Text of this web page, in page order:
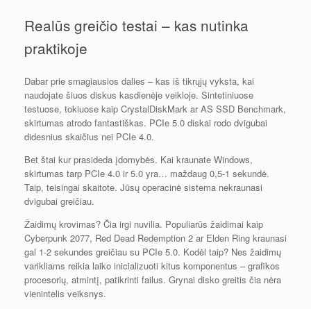
Realūs greičio testai – kas nutinka
praktikoje
Dabar prie smagiausios dalies – kas iš tikrųjų vyksta, kai
naudojate šiuos diskus kasdienėje veikloje. Sintetiniuose
testuose, tokiuose kaip CrystalDiskMark ar AS SSD Benchmark,
skirtumas atrodo fantastiškas. PCIe 5.0 diskai rodo dvigubai
didesnius skaičius nei PCIe 4.0.
Bet štai kur prasideda įdomybės. Kai kraunate Windows,
skirtumas tarp PCIe 4.0 ir 5.0 yra… maždaug 0,5-1 sekundė.
Taip, teisingai skaitote. Jūsų operacinė sistema nekraunasi
dvigubai greičiau.
Žaidimų krovimas? Čia irgi nuvilia. Populiarūs žaidimai kaip
Cyberpunk 2077, Red Dead Redemption 2 ar Elden Ring kraunasi
gal 1-2 sekundes greičiau su PCIe 5.0. Kodėl taip? Nes žaidimų
varikliams reikia laiko inicializuoti kitus komponentus – grafikos
procesorių, atmintį, patikrinti failus. Grynai disko greitis čia nėra
vienintelis veiksnys.